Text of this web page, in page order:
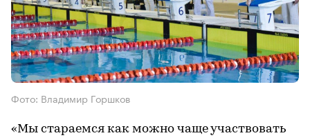
Фото: Владимир Горшков
«Мы стараемся как можно чаще участвовать